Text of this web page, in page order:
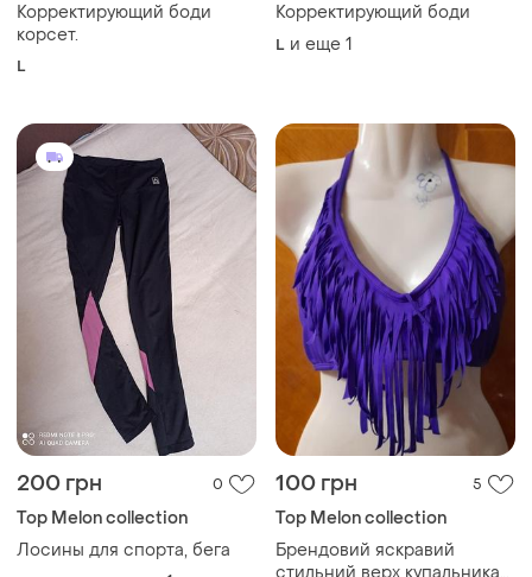
Корректирующий боди
корсет.
L
Корректирующий боди
L и еще 1
200 грн 0
Top Melon collection
Лосины для спорта, бега
100 грн 5
Top Melon collection
Брендовий яскравий